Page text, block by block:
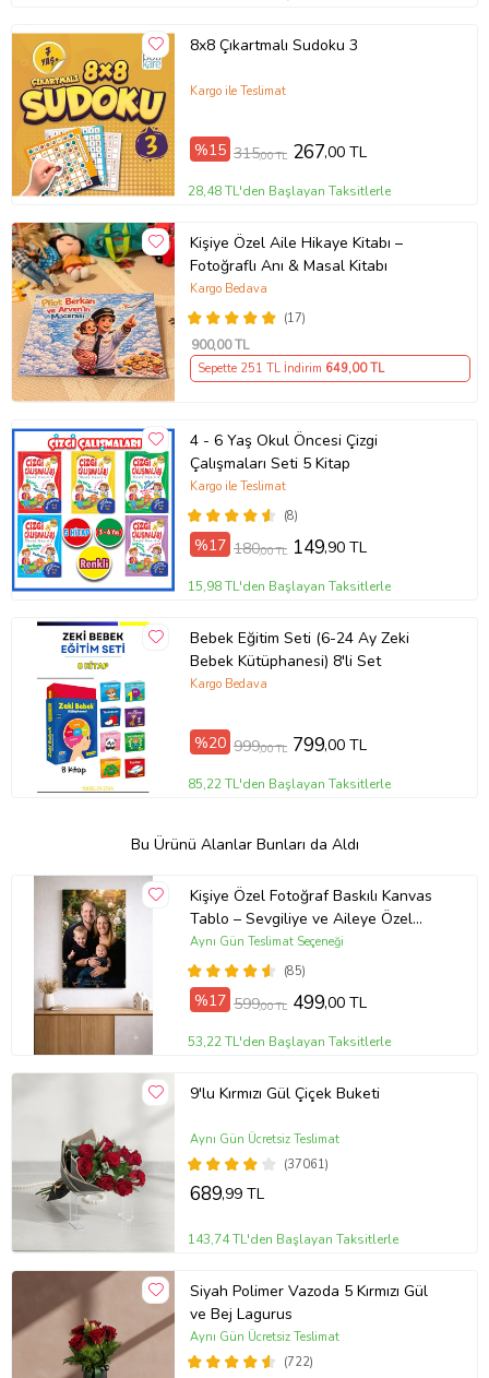
8x8 Çıkartmalı Sudoku 3
Kargo ile Teslimat
%15 315,00 TL 267,00 TL
28,48 TL'den Başlayan Taksitlerle
Kişiye Özel Aile Hikaye Kitabı –
Fotoğraflı Anı & Masal Kitabı
(17)
Kargo Bedava
900,00 TL
Sepette 251 TL İndirim 649,00 TL
4 - 6 Yaş Okul Öncesi Çizgi
Çalışmaları Seti 5 Kitap
(8)
Kargo ile Teslimat
%17 180,00 TL 149,90 TL
15,98 TL'den Başlayan Taksitlerle
Bebek Eğitim Seti (6-24 Ay Zeki
Bebek Kütüphanesi) 8'li Set
Kargo Bedava
%20 999,00 TL 799,00 TL
85,22 TL'den Başlayan Taksitlerle
Bu Ürünü Alanlar Bunları da Aldı
Kişiye Özel Fotoğraf Baskılı Kanvas
Tablo – Sevgiliye ve Aileye Özel
Hediye (ÇokluRenk)
(85)
Aynı Gün Teslimat Seçeneği
%17 599,00 TL 499,00 TL
53,22 TL'den Başlayan Taksitlerle
9'lu Kırmızı Gül Çiçek Buketi
(37061)
Aynı Gün Ücretsiz Teslimat
689,99 TL
143,74 TL'den Başlayan Taksitlerle
Siyah Polimer Vazoda 5 Kırmızı Gül
ve Bej Lagurus
(722)
Aynı Gün Ücretsiz Teslimat